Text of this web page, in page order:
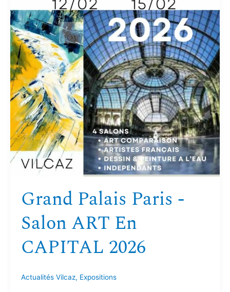
Grand Palais Paris -
Salon ART En
CAPITAL 2026
Actualités Vilcaz, Expositions